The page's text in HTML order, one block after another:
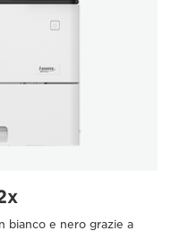
bianco e nero grazie a